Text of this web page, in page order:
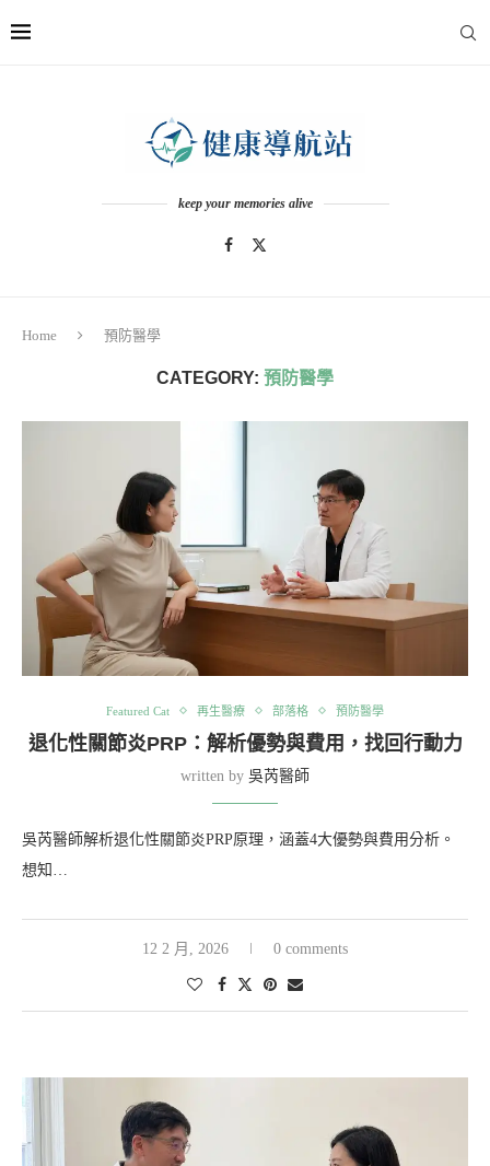
keep your memories alive
Home 預防醫學
CATEGORY: 預防醫學
Featured Cat 再生醫療 部落格 預防醫學
退化性關節炎PRP：解析優勢與費用，找回行動力
written by 吳芮醫師
吳芮醫師解析退化性關節炎PRP原理，涵蓋4大優勢與費用分析。
想知…
12 2 月, 2026 0 comments